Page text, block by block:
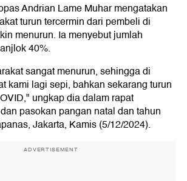
Andrian Lame Muhar mengatakan
turun tercermin dari pembeli di
menurun. Ia menyebut jumlah
40%.
sangat menurun, sehingga di
kami lagi sepi, bahkan sekarang turun
ungkap dia dalam rapat
pasokan pangan natal dan tahun
Jakarta, Kamis (5/12/2024).
ADVERTISEMENT